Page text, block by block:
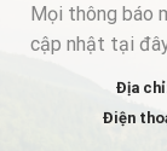
Mọi thông báo
cập nhật tại
Địa
Điện